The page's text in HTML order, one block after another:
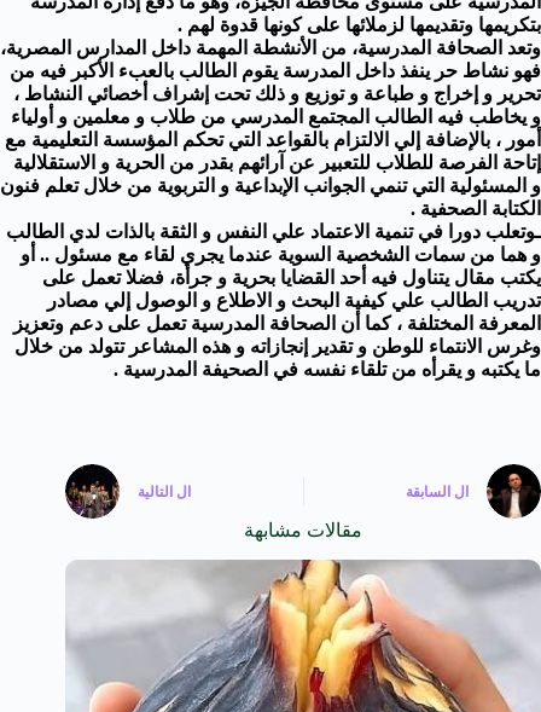
بتكريمها وتقديمها لزملائها على كونها قدوة لهم .
وتعد الصحافة المدرسية، من الأنشطة المهمة داخل المدارس المصرية،
فهو نشاط حر ينفذ داخل المدرسة يقوم الطالب بالعبء الأكبر فيه من
تحرير و إخراج و طباعة و توزيع و ذلك تحت إشراف أخصائي النشاط ،
و يخاطب فيه الطالب المجتمع المدرسي من طلاب و معلمين و أولياء
أمور ، بالإضافة إلي الالتزام بالقواعد التي تحكم المؤسسة التعليمية مع
إتاحة الفرصة للطلاب للتعبير عن آرائهم بقدر من الحرية و الاستقلالية
و المسئولية التي تنمي الجوانب الإبداعية و التربوية من خلال تعلم فنون
الكتابة الصحفية .
ـوتعلب دورا في تنمية الاعتماد علي النفس و الثقة بالذات لدي الطالب
و هما من سمات الشخصية السوية عندما يجري لقاء مع مسئول .. أو
يكتب مقال يتناول فيه أحد القضايا بحرية و جرأة، فضلا تعمل على
تدريب الطالب علي كيفية البحث و الاطلاع و الوصول إلي مصادر
المعرفة المختلفة ، كما أن الصحافة المدرسية تعمل على دعم وتعزيز
وغرس الانتماء للوطن و تقدير إنجازاته و هذه المشاعر تتولد من خلال
ما يكتبه و يقرأه من تلقاء نفسه في الصحيفة المدرسية .
ال السابقة ال التالية
مقالات مشابهة